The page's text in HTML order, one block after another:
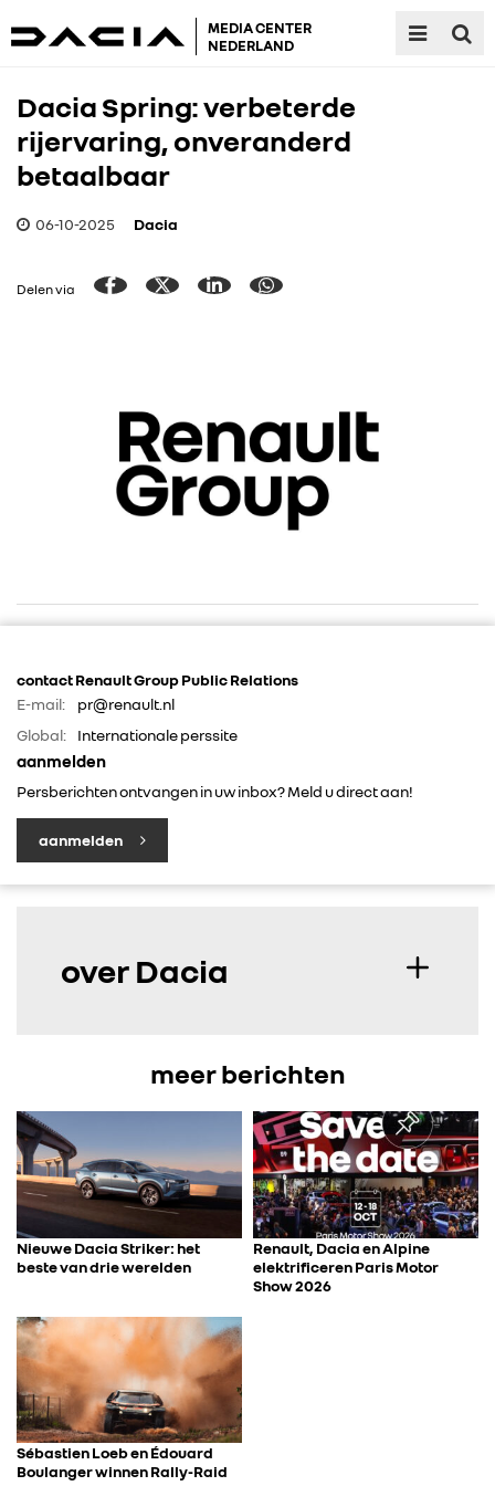
MEDIA CENTER
NEDERLAND
RENAULT
DACIA
ALPINE
FOTO’S & VIDEO’S
Dacia Spring: verbeterde
rijervaring, onveranderd
betaalbaar
06-10-2025 Dacia
Delen via
contact Renault Group Public Relations
E-mail:
pr@renault.nl
Global:
Internationale perssite
aanmelden
Persberichten ontvangen in uw inbox? Meld u direct aan!
aanmelden
over Dacia
meer berichten
Nieuwe Dacia Striker: het
beste van drie werelden
Renault, Dacia en Alpine
elektrificeren Paris Motor
Show 2026
Sébastien Loeb en Édouard
Boulanger winnen Rally-Raid